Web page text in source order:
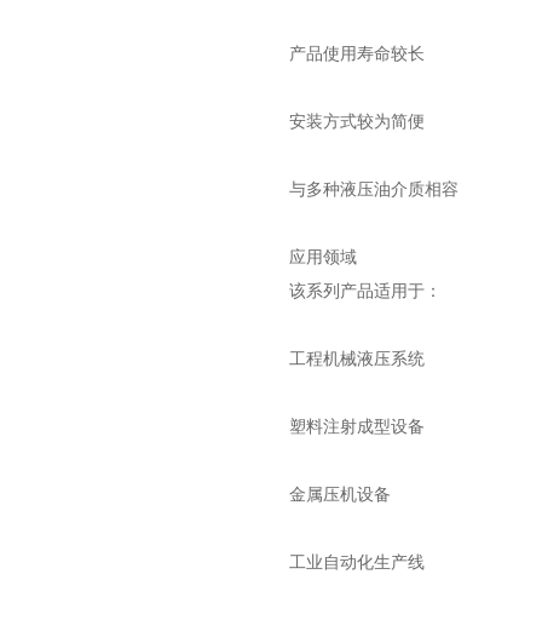
产品使用寿命较长
安装方式较为简便
与多种液压油介质相容
应用领域
该系列产品适用于：
工程机械液压系统
塑料注射成型设备
金属压机设备
工业自动化生产线